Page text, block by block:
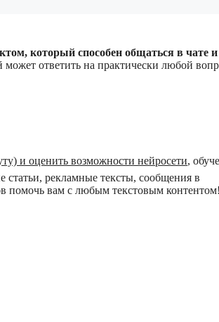
который способен общаться в чате и
ответить на практически любой
и оценить возможности нейросети,
рекламные тексты, сообщения в
помочь вам с любым текстовым контентом!